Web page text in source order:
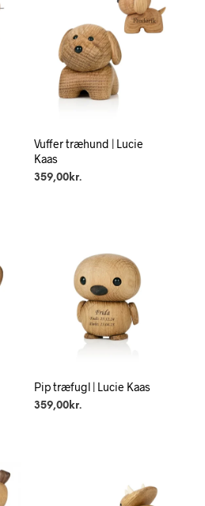
Vuffer træhund | Lucie
Kaas
359,00kr.
Pip træfugl | Lucie Kaas
359,00kr.